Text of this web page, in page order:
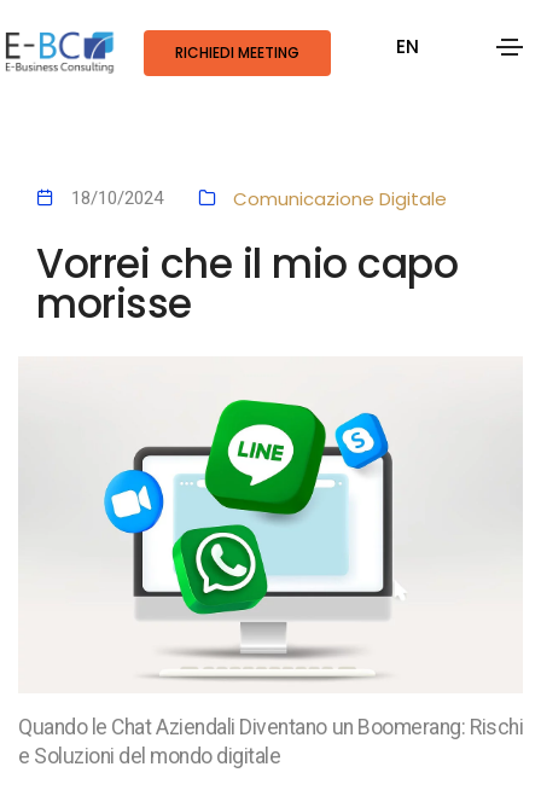
RICHIEDI MEETING EN
18/10/2024 Comunicazione Digitale
Vorrei che il mio capo
morisse
Quando le Chat Aziendali Diventano un Boomerang: Rischi
e Soluzioni del mondo digitale